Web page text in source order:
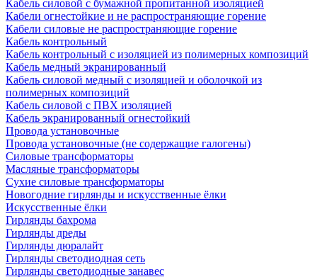
Кабель силовой с бумажной пропитанной изоляцией
Кабели огнестойкие и не распространяющие горение
Кабели силовые не распространяющие горение
Кабель контрольный
Кабель контрольный с изоляцией из полимерных композиций
Кабель медный экранированный
Кабель силовой медный с изоляцией и оболочкой из
полимерных композиций
Кабель силовой с ПВХ изоляцией
Кабель экранированный огнестойкий
Провода установочные
Провода установочные (не содержащие галогены)
Силовые трансформаторы
Масляные трансформаторы
Сухие силовые трансформаторы
Новогодние гирлянды и искусственные ёлки
Искусственные ёлки
Гирлянды бахрома
Гирлянды дреды
Гирлянды дюралайт
Гирлянды светодиодная сеть
Гирлянды светодиодные занавес